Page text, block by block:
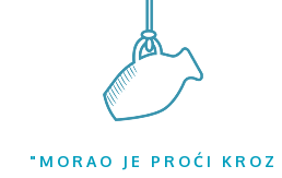
"MORAO JE PROĆI KROZ